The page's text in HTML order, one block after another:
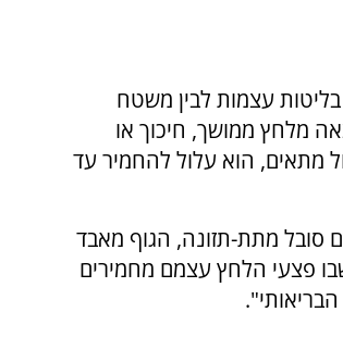
עצמות לבין משטח
מלחץ ממושך, חיכוך או
מתאים, הוא עלול להחמיר עד
סובל מתת-תזונה, הגוף מאבד
פצעי הלחץ עצמם מחמירים